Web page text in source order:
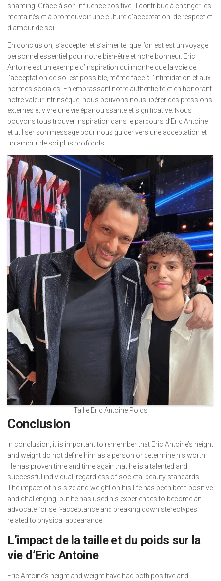
shaming. Grâce à son influence positive, il contribue à changer les
mentalités et à promouvoir une culture d’acceptation, de respect et
d’amour de soi.
En conclusion, s’accepter et s’aimer tel que l’on est est un voyage
personnel essentiel pour notre bien-être et notre bonheur. Eric
Antoine est un exemple d’inspiration qui montre que la voie de
l’acceptation de soi est possible, même face à l’intimidation et aux
normes sociales. En embrassant notre authenticité et en honorant
notre valeur intrinsèque, nous pouvons nous libérer des pressions
externes et vivre une vie épanouissante et significative. Nous
pouvons tous trouver inspiration dans le parcours d’Eric Antoine
et utiliser son message pour nous guider vers une acceptation et
un amour de soi plus profonds.
Taille Eric Antoine Poids
Conclusion
In conclusion, it is important to remember that Eric Antoine’s height
and weight do not define him as a person or determine his worth.
He has proven time and time again that he is a talented and
successful individual, regardless of societal beauty standards.
The impact of his size and weight on his life has been both positive
and challenging, but he has used his experiences to become an
advocate for self-acceptance and breaking down stereotypes
related to physical appearance.
L’impact de la taille et du poids sur la
vie d’Eric Antoine
Eric Antoine’s height and weight have had both positive and